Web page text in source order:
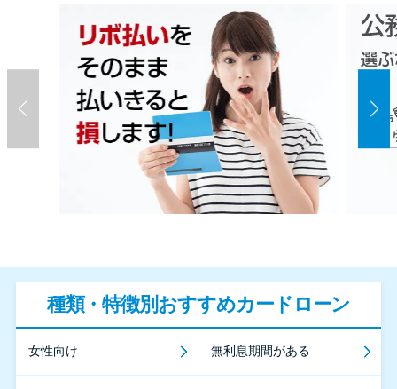
種類・特徴別おすすめカードローン
女性向け 無利息期間がある